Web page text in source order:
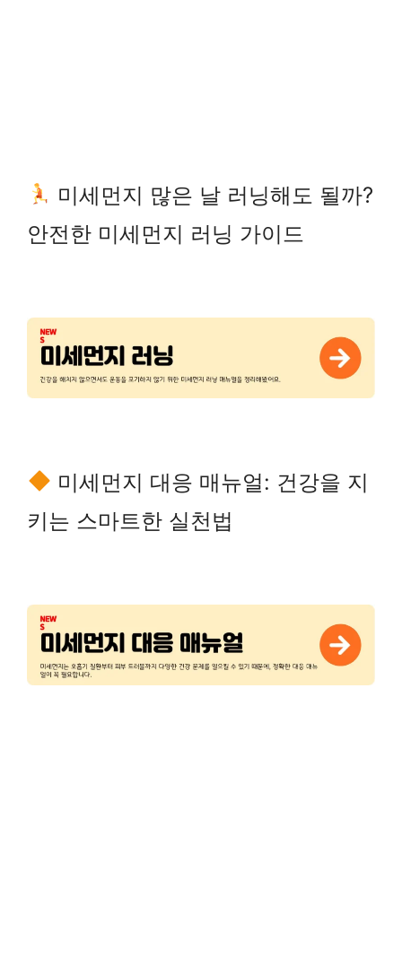
미세먼지 많은 날 러닝해도 될까?
안전한 미세먼지 러닝 가이드
미세먼지 대응 매뉴얼: 건강을 지
키는 스마트한 실천법